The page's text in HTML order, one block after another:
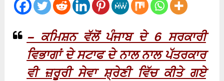
– ਕਮਿਸ਼ਨ ਵੱਲੋਂ ਪੰਜਾਬ ਦੇ 6 ਸਰਕਾਰੀ
ਵਿਭਾਗਾਂ ਦੇ ਸਟਾਫ ਦੇ ਨਾਲ ਨਾਲ ਪੱਤਰਕਾਰ
ਵੀ ਜ਼ਰੂਰੀ ਸੇਵਾ ਸ਼੍ਰੇਣੀ ਵਿੱਚ ਕੀਤੇ ਗਏ